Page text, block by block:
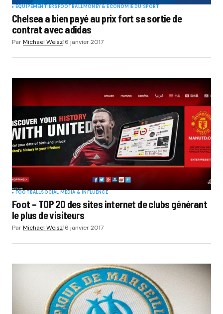
EQUIPEMENTIERSFOOTBALLMONEY & ÉCONOMIE DU SPORT
Chelsea a bien payé au prix fort sa sortie de
contrat avec adidas
ParMichael Weisz16 janvier 2017
FOOTBALLSOCIAL MÉDIA & INFLUENCE
Foot – TOP 20 des sites internet de clubs générant
le plus de visiteurs
ParMichael Weisz16 janvier 2017